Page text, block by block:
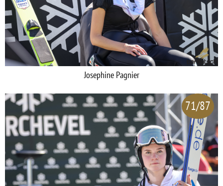
Josephine Pagnier
71/87